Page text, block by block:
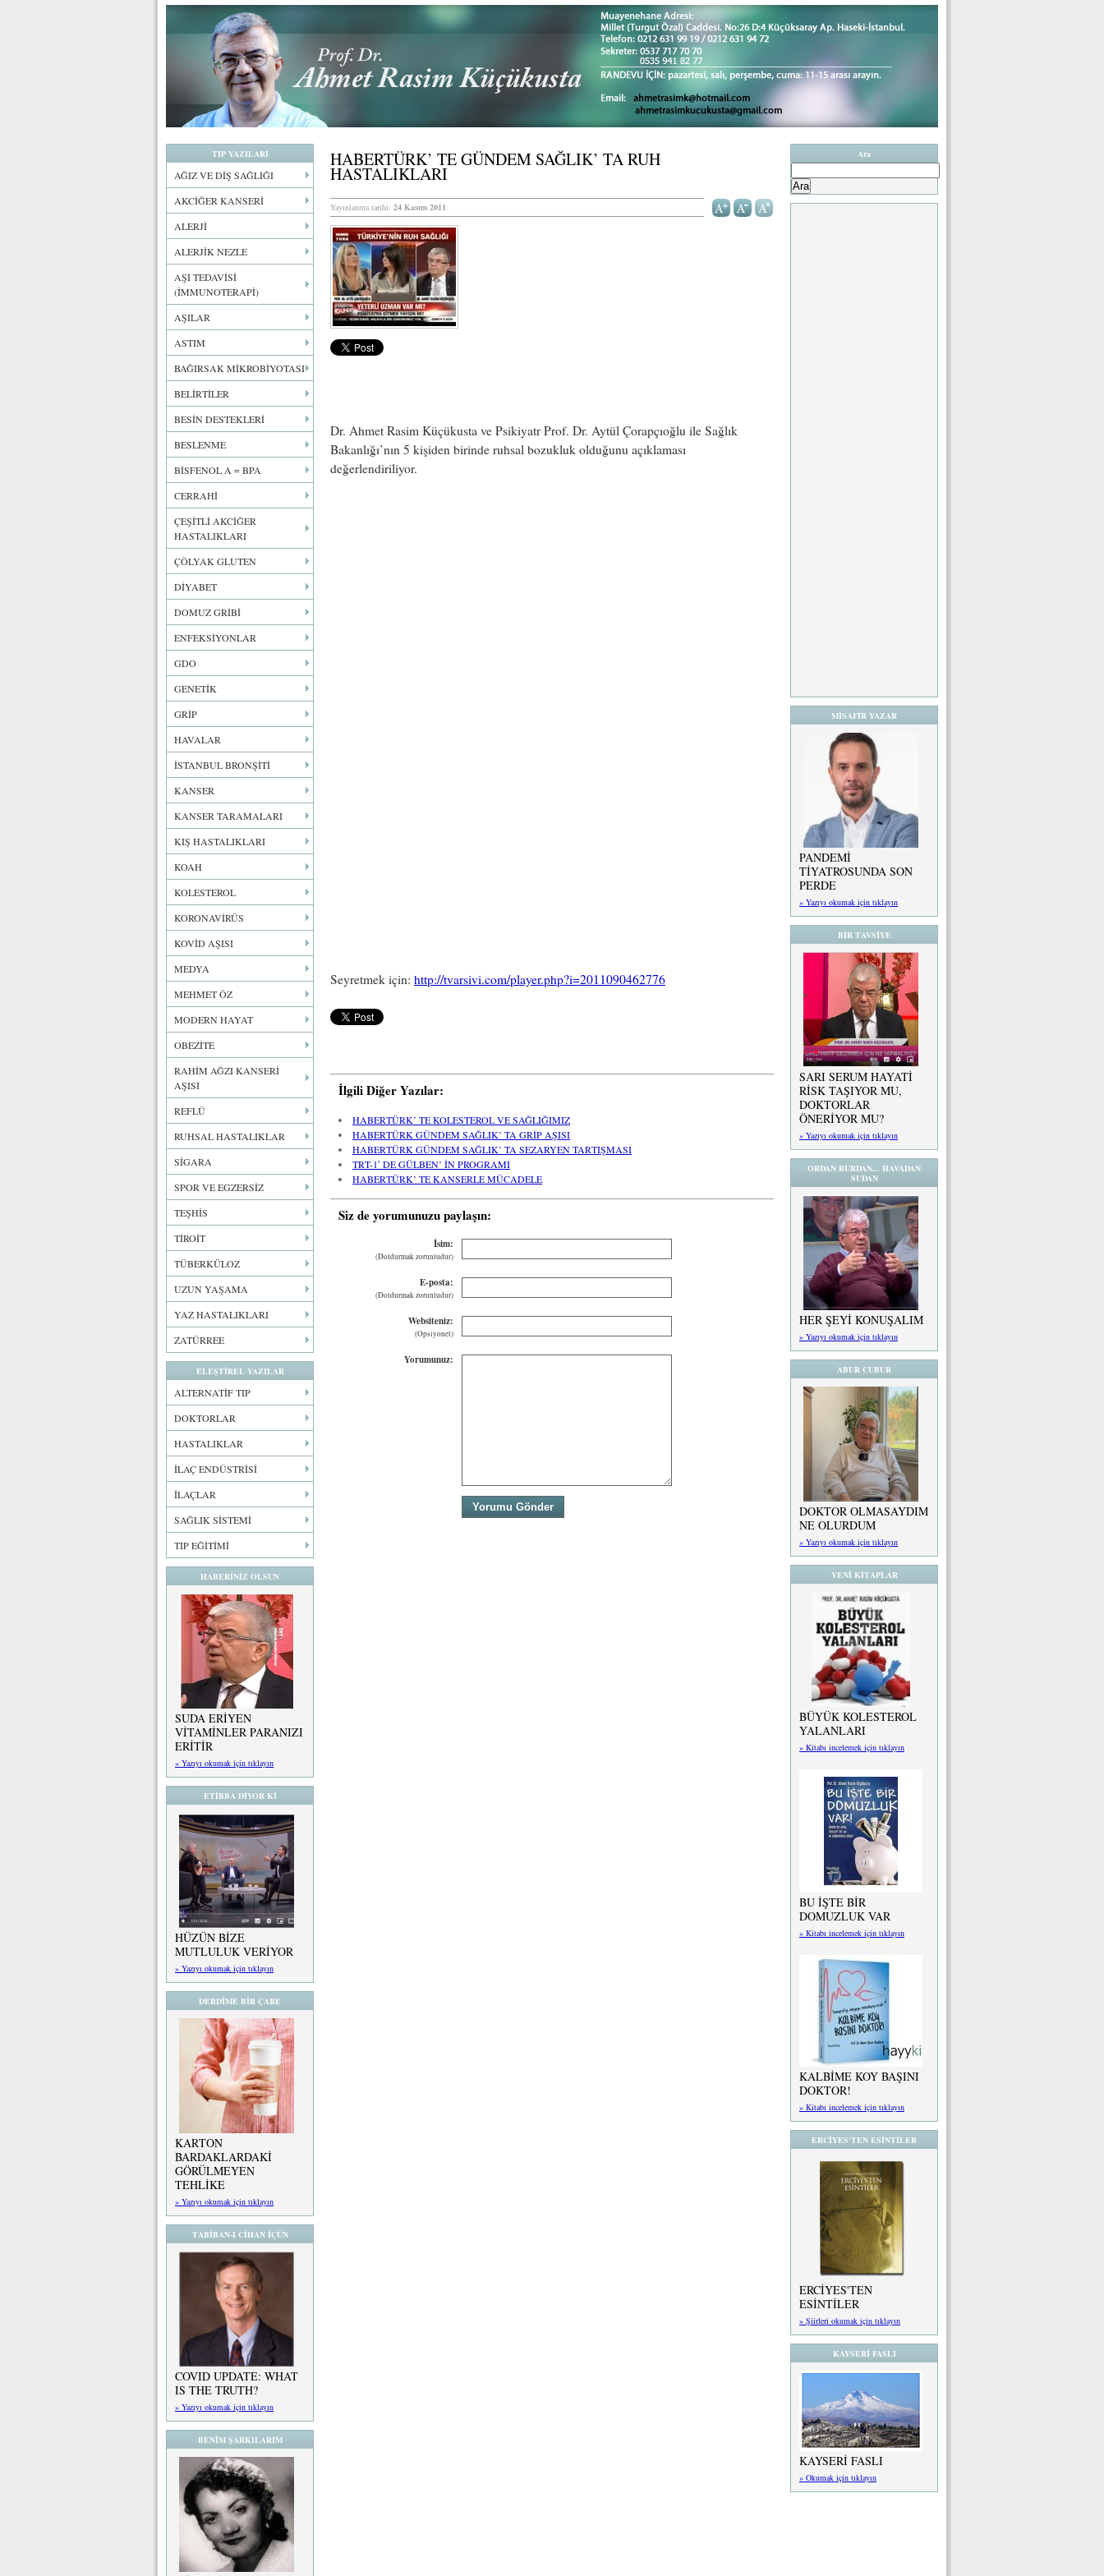
TIP YAZILARI
AĞIZ VE DİŞ SAĞLIĞI
AKCİĞER KANSERİ
ALERJİ
ALERJİK NEZLE
AŞI TEDAVİSİ
(İMMUNOTERAPİ)
AŞILAR
ASTIM
BAĞIRSAK MİKROBİYOTASI
BELİRTİLER
BESİN DESTEKLERİ
BESLENME
BİSFENOL A = BPA
CERRAHİ
ÇEŞİTLİ AKCİĞER
HASTALIKLARI
ÇÖLYAK GLUTEN
DİYABET
DOMUZ GRİBİ
ENFEKSİYONLAR
GDO
GENETİK
GRİP
HAVALAR
İSTANBUL BRONŞİTİ
KANSER
KANSER TARAMALARI
KIŞ HASTALIKLARI
KOAH
KOLESTEROL
KORONAVİRÜS
KOVİD AŞISI
MEDYA
MEHMET ÖZ
MODERN HAYAT
OBEZİTE
RAHİM AĞZI KANSERİ
AŞISI
REFLÜ
RUHSAL HASTALIKLAR
SİGARA
SPOR VE EGZERSİZ
TEŞHİS
TİROİT
TÜBERKÜLOZ
UZUN YAŞAMA
YAZ HASTALIKLARI
ZATÜRREE
ELEŞTİREL YAZILAR
ALTERNATİF TIP
DOKTORLAR
HASTALIKLAR
İLAÇ ENDÜSTRİSİ
İLAÇLAR
SAĞLIK SİSTEMİ
TIP EĞİTİMİ
HABERİNİZ OLSUN
SUDA ERİYEN
VİTAMİNLER PARANIZI
ERİTİR
» Yazıyı okumak için tıklayın
ETİBBA DİYOR Kİ
HÜZÜN BİZE
MUTLULUK VERİYOR
» Yazıyı okumak için tıklayın
DERDİME BİR ÇARE
KARTON
BARDAKLARDAKİ
GÖRÜLMEYEN
TEHLİKE
» Yazıyı okumak için tıklayın
TABİBAN-I CİHAN İÇÜN
COVID UPDATE: WHAT
IS THE TRUTH?
» Yazıyı okumak için tıklayın
BENİM ŞARKILARIM
HABERTÜRK’ TE GÜNDEM SAĞLIK’ TA RUH
HASTALIKLARI
Yayınlanma tarihi: 24 Kasım 2011
Dr. Ahmet Rasim Küçükusta ve Psikiyatr Prof. Dr. Aytül Çorapçıoğlu ile Sağlık
Bakanlığı’nın 5 kişiden birinde ruhsal bozukluk olduğunu açıklaması
değerlendiriliyor.
Seyretmek için: http://tvarsivi.com/player.php?i=2011090462776
İlgili Diğer Yazılar:
HABERTÜRK’ TE KOLESTEROL VE SAĞLIĞIMIZ
HABERTÜRK GÜNDEM SAĞLIK’ TA GRİP AŞISI
HABERTÜRK GÜNDEM SAĞLIK’ TA SEZARYEN TARTIŞMASI
TRT-1′ DE GÜLBEN’ İN PROGRAMI
HABERTÜRK’ TE KANSERLE MÜCADELE
Siz de yorumunuzu paylaşın:
İsim:
(Doldurmak zorunludur)
E-posta:
(Doldurmak zorunludur)
Websiteniz:
(Opsiyonel)
Yorumunuz:
Ara
MİSAFİR YAZAR
PANDEMİ
TİYATROSUNDA SON
PERDE
» Yazıyı okumak için tıklayın
BİR TAVSİYE
SARI SERUM HAYATİ
RİSK TAŞIYOR MU,
DOKTORLAR
ÖNERİYOR MU?
» Yazıyı okumak için tıklayın
ORDAN BURDAN... HAVADAN
SUDAN
HER ŞEYİ KONUŞALIM
» Yazıyı okumak için tıklayın
ABUR CUBUR
DOKTOR OLMASAYDIM
NE OLURDUM
» Yazıyı okumak için tıklayın
YENİ KİTAPLAR
BÜYÜK KOLESTEROL
YALANLARI
» Kitabı incelemek için tıklayın
BU İŞTE BİR
DOMUZLUK VAR
» Kitabı incelemek için tıklayın
KALBİME KOY BAŞINI
DOKTOR!
» Kitabı incelemek için tıklayın
ERCİYES'TEN ESİNTİLER
ERCİYES'TEN
ESİNTİLER
» Şiirleri okumak için tıklayın
KAYSERİ FASLI
KAYSERİ FASLI
» Okumak için tıklayın